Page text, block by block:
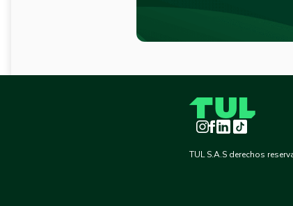
Instagram
Facebook
LinkedInTikTok
TUL S.A.S derechos